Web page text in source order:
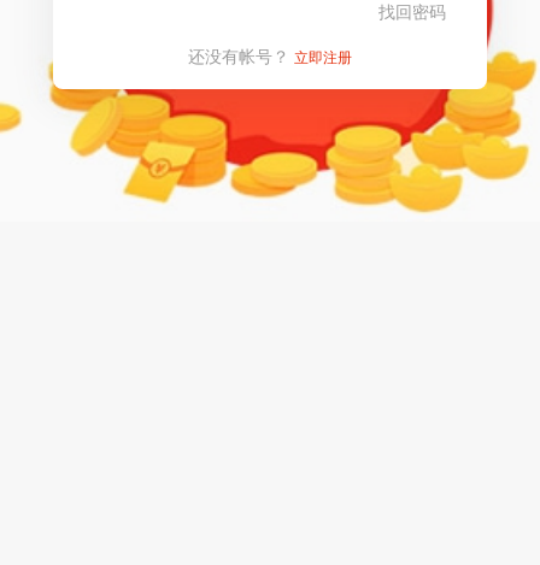
找回密码
还没有帐号？ 立即注册